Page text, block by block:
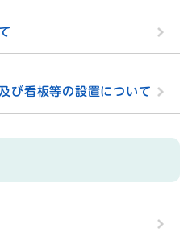
び看板等の設置について